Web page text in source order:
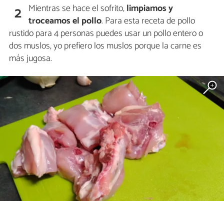
2 Mientras se hace el sofrito,limpiamos y
troceamos el pollo. Para esta receta de pollo
rustido para 4 personas puedes usar un pollo entero o
dos muslos, yo prefiero los muslos porque la carne es
más jugosa.